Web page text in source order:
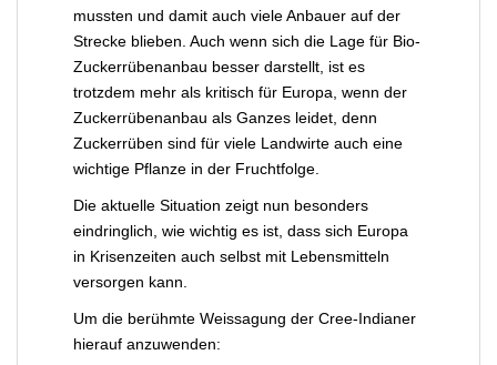
mussten und damit auch viele Anbauer auf der
Strecke blieben. Auch wenn sich die Lage für Bio-
Zuckerrübenanbau besser darstellt, ist es
trotzdem mehr als kritisch für Europa, wenn der
Zuckerrübenanbau als Ganzes leidet, denn
Zuckerrüben sind für viele Landwirte auch eine
wichtige Pflanze in der Fruchtfolge.
Die aktuelle Situation zeigt nun besonders
eindringlich, wie wichtig es ist, dass sich Europa
in Krisenzeiten auch selbst mit Lebensmitteln
versorgen kann.
Um die berühmte Weissagung der Cree-Indianer
hierauf anzuwenden: